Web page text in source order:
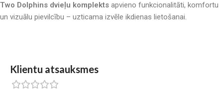
Two Dolphins dvieļu komplekts apvieno funkcionalitāti, komfortu
un vizuālu pievilcību – uzticama izvēle ikdienas lietošanai.
Klientu atsauksmes